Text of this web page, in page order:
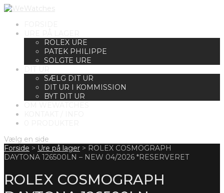
ROLEX URE
PATEK PHILIPPE
SOLGTE URE
SÆLG DIT UR
DIT UR I KOMMISSION
BYT DIT UR
Vælg en side
Forside > Ure på lager > ROLEX COSMOGRAPH
DAYTONA 126500LN – NEW 04/2026 *RESERVERET
ROLEX COSMOGRAPH